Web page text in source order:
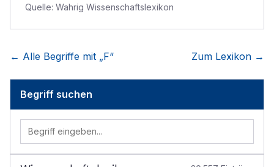
Quelle: Wahrig Wissenschaftslexikon
← Alle Begriffe mit „F“ Zum Lexikon →
Begriff suchen